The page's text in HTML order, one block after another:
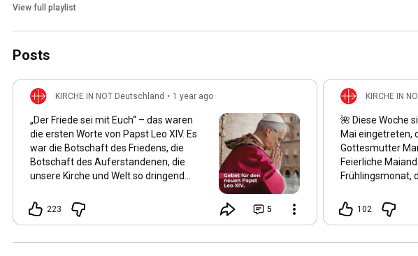
View full playlist
Posts
KIRCHE IN NOT Deutschland • 1 year ago
„Der Friede sei mit Euch“ – das waren
die ersten Worte von Papst Leo XIV. Es
war die Botschaft des Friedens, die
Botschaft des Auferstandenen, die
unsere Kirche und Welt so dringend
Projektpartner. Wir konnten während
seiner Amtszeit als Bischof von
2023 zahlreiche Projekte in seiner
223 5
KIRCHE IN
🌺 Diese Woche
Mai eingetreten,
Gottesmutter
Feierliche
Frühlingsmonat,
wir spüren: Alles
erwacht in ihrer
„schönste
102